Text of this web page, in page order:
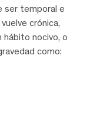
ser temporal e
crónica,
hábito nocivo, o
como: